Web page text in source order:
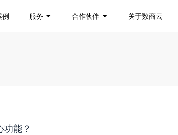
例 服务 合作伙伴 关于数商云
能？